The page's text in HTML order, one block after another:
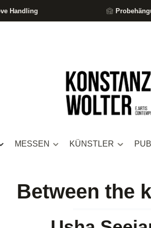
Handling
MESSEN KÜNSTLER
Between the